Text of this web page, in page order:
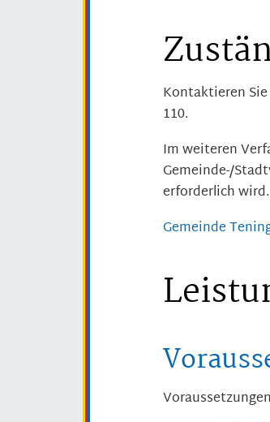
Kontaktieren
110.
Im weiteren
Gemeinde-/
erforderlich wird.
Gemeinde